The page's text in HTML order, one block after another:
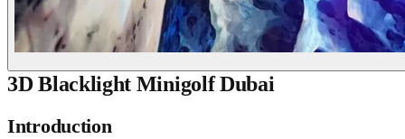
3D Blacklight Minigolf Dubai
Introduction